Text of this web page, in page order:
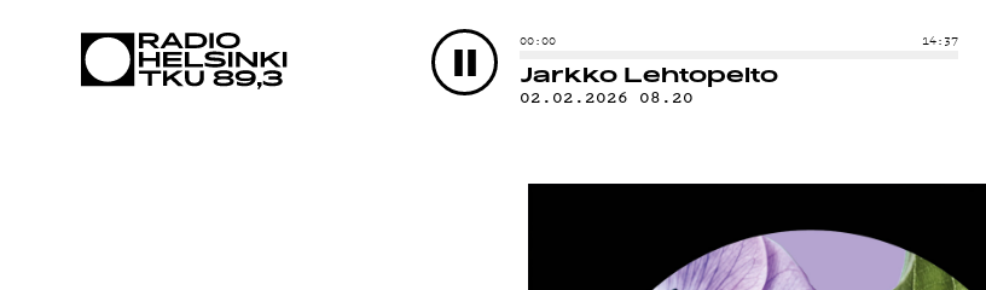
14:37
00:00
Jarkko Lehtopelto
02.02.2026 08.20